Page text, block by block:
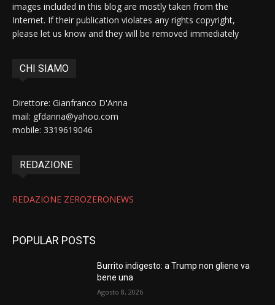
images included in this blog are mostly taken from the
Internet. If their publication violates any rights copyright,
please let us know and they will be removed immediately
CHI SIAMO
Direttore: Gianfranco D'Anna
mail: gfdanna@yahoo.com
mobile: 3319619046
REDAZIONE
REDAZIONE ZEROZERONEWS
POPULAR POSTS
Burrito indigesto: a Trump non gliene va
bene una
Agosto 8, 2026